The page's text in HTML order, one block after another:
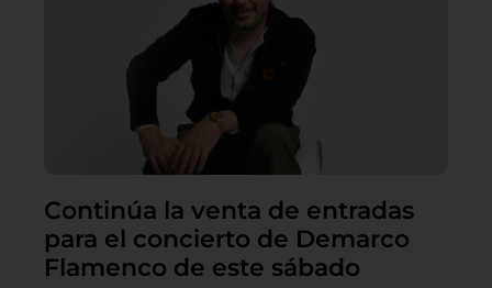
Continúa la venta de entradas
para el concierto de Demarco
Flamenco de este sábado